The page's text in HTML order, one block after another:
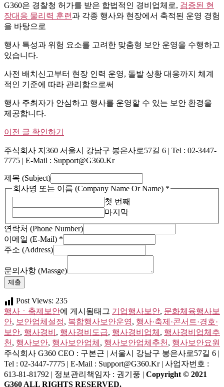
G360은 경찰청 허가를 받은 합법적인 경비업체로, 검증된 현
장대응 물리력 훈련과 각종 행사와 현장에서 축적된 운영 경험
을 바탕으로
행사 특성과 위험 요소를 고려한 맞춤형 보안 운영을 수행하고
있습니다.
사전 배치신고부터 현장 인력 운영, 돌발 상황 대응까지 체계
적인 기준에 따라 관리함으로써
행사 주최자가 안심하고 행사를 운영할 수 있는 보안 환경을
제공합니다.
이전 글 확인하기
주식회사 지360 서울시 강남구 봉은사로57길 6 | Tel : 02-3447-
7775 | E-Mail : Support@g360.kr
제목 (Subject)
주
(Address)
(E-
Mail)
회사명 또는 이름 (Company Name Or Name) *
첫 번째
마지막
연락처 (Phone Number)
이메일 (E-Mail) *
주소 (Address)
문의사항 (Massge)
제출
Post Views: 235
행사ㆍ축제보안에 게시됨태그 기업행사보안, 문화체육행사보
안, 보안업체설정, 복합행사보안운영, 행사·축제·콘서트·경호·
보안, 행사경비 , 행사경비도급, 행사경비업체 , 행사경비업체추
천 , 행사보안, 행사보안업체 , 행사보안업체추천 , 행사보안요원
주식회사 G360 CEO : 구본근 | 서울시 강남구 봉은사로57길 6 |
Tel : 02-3447-7775 | E-Mail : Support@g360.kr | 사업자번호 :
613-81-81792 | 정보관리책임자 : 권기풍 | Copyright © 2021
G360 ALL RIGHTS RESERVED.